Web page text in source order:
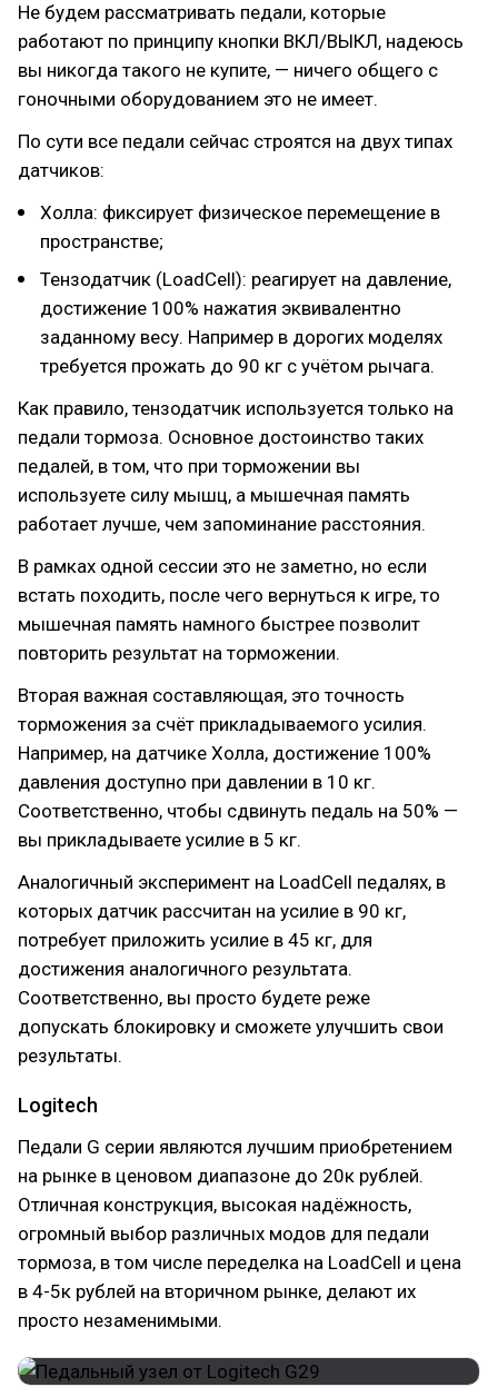
Не будем рассматривать педали, которые
работают по принципу кнопки ВКЛ/ВЫКЛ, надеюсь
вы никогда такого не купите, — ничего общего с
гоночными оборудованием это не имеет.
По сути все педали сейчас строятся на двух типах
датчиков:
Холла: фиксирует физическое перемещение в
пространстве;
Тензодатчик (LoadCell): реагирует на давление,
достижение 100% нажатия эквивалентно
заданному весу. Например в дорогих моделях
требуется прожать до 90 кг с учётом рычага.
Как правило, тензодатчик используется только на
педали тормоза. Основное достоинство таких
педалей, в том, что при торможении вы
используете силу мышц, а мышечная память
работает лучше, чем запоминание расстояния.
В рамках одной сессии это не заметно, но если
встать походить, после чего вернуться к игре, то
мышечная память намного быстрее позволит
повторить результат на торможении.
Вторая важная составляющая, это точность
торможения за счёт прикладываемого усилия.
Например, на датчике Холла, достижение 100%
давления доступно при давлении в 10 кг.
Соответственно, чтобы сдвинуть педаль на 50% —
вы прикладываете усилие в 5 кг.
Аналогичный эксперимент на LoadCell педалях, в
которых датчик рассчитан на усилие в 90 кг,
потребует приложить усилие в 45 кг, для
достижения аналогичного результата.
Соответственно, вы просто будете реже
допускать блокировку и сможете улучшить свои
результаты.
Logitech
Педали G серии являются лучшим приобретением
на рынке в ценовом диапазоне до 20к рублей.
Отличная конструкция, высокая надёжность,
огромный выбор различных модов для педали
тормоза, в том числе переделка на LoadCell и цена
в 4-5к рублей на вторичном рынке, делают их
просто незаменимыми.